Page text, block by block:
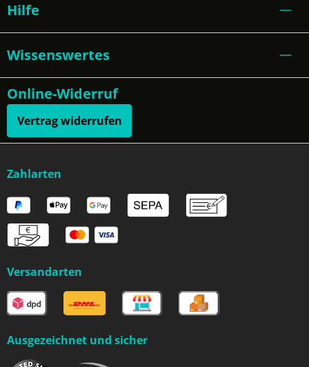
Hilfe
Wissenswertes
Online-Widerruf
Vertrag widerrufen
Zahlarten
Versandarten
Ausgezeichnet und sicher